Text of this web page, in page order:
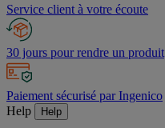
Service client à votre écoute
30 jours pour rendre un produit
Paiement sécurisé par Ingenico
Help
Help